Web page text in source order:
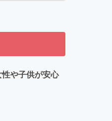
や子供が安心